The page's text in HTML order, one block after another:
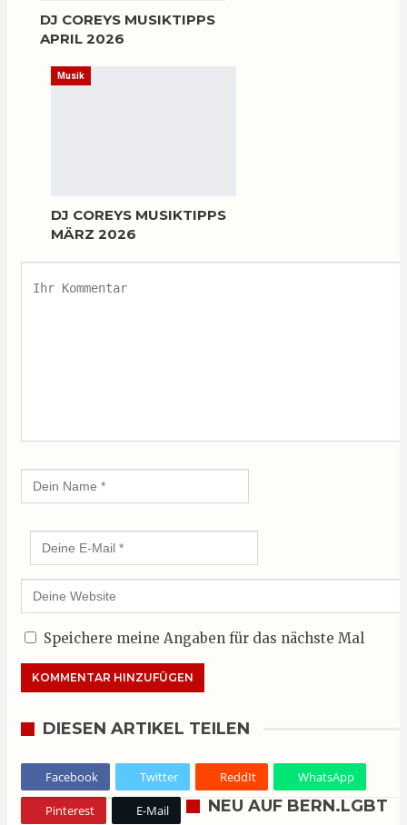
DJ COREYS MUSIKTIPPS
APRIL 2026
Musik
DJ COREYS MUSIKTIPPS
MÄRZ 2026
Speichere meine Angaben für das nächste Mal
DIESEN ARTIKEL TEILEN
Facebook Twitter ReddIt WhatsApp
Pinterest E-Mail NEU AUF BERN.LGBT